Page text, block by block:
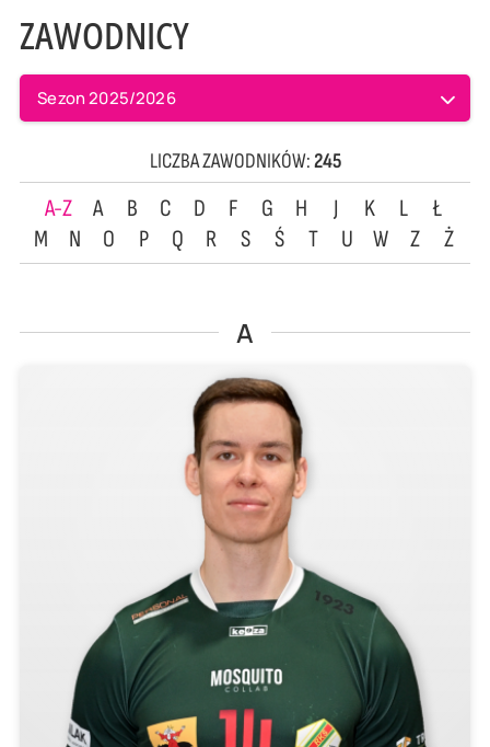
ZAWODNICY
Sezon 2025/2026
LICZBA ZAWODNIKÓW:245
A-Z A B C D F G H J K L
Ł
M
N O P Q R S Ś T U W Z Ż
A